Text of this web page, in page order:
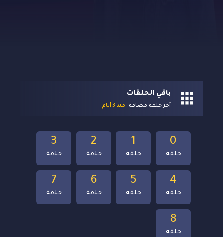
باقي الحلقات
آخر حلقة مضافة منذ 3 أيام
8
حلقة
7
حلقة
6
حلقة
5
حلقة
4
حلقة
3
حلقة
2
حلقة
1
حلقة
0
حلقة